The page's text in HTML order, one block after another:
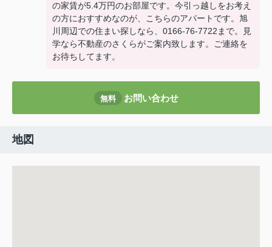
の家賃が5.4万円のお部屋です。今引っ越しをお考え
の方におすすめなのが、こちらのアパートです。旭
川周辺での住まい探しなら、0166-76-7722まで。見
学なら不動産のさくらがご案内致します。ご連絡を
お待ちしてます。
無料 お問い合わせ
地図